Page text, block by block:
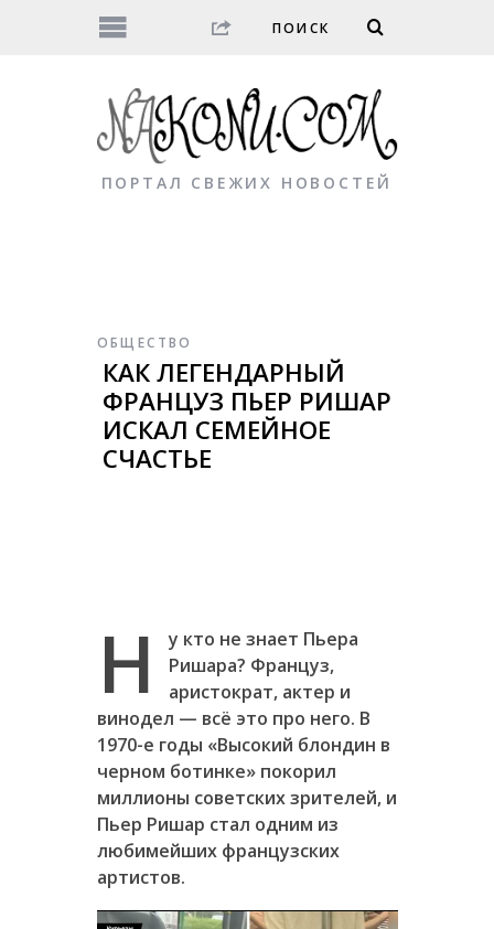
ПОРТАЛ СВЕЖИХ НОВОСТЕЙ
ОБЩЕСТВО
КАК ЛЕГЕНДАРНЫЙ
ФРАНЦУЗ ПЬЕР РИШАР
ИСКАЛ СЕМЕЙНОЕ
СЧАСТЬЕ
Н
у кто не знает Пьера
Ришара? Француз,
аристократ, актер и
винодел — всё это про него. В
1970-е годы «Высокий блондин в
черном ботинке» покорил
миллионы советских зрителей, и
Пьер Ришар стал одним из
любимейших французских
артистов.